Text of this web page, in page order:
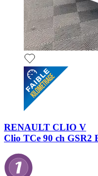
RENAULT CLIO V
Clio TCe 90 ch GSR2